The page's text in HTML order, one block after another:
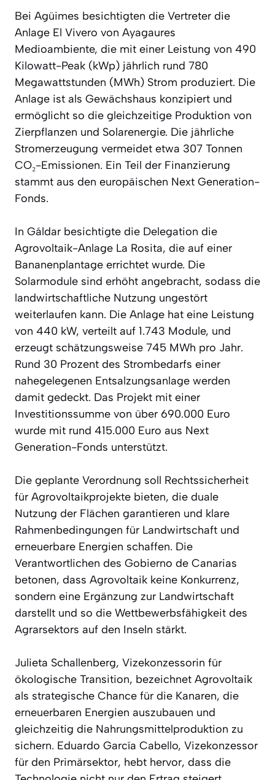
Bei Agüimes besichtigten die Vertreter die
Anlage El Vivero von Ayagaures
Medioambiente, die mit einer Leistung von 490
Kilowatt-Peak (kWp) jährlich rund 780
Megawattstunden (MWh) Strom produziert. Die
Anlage ist als Gewächshaus konzipiert und
ermöglicht so die gleichzeitige Produktion von
Zierpflanzen und Solarenergie. Die jährliche
Stromerzeugung vermeidet etwa 307 Tonnen
CO₂-Emissionen. Ein Teil der Finanzierung
stammt aus den europäischen Next Generation-
Fonds.
In Gáldar besichtigte die Delegation die
Agrovoltaik-Anlage La Rosita, die auf einer
Bananenplantage errichtet wurde. Die
Solarmodule sind erhöht angebracht, sodass die
landwirtschaftliche Nutzung ungestört
weiterlaufen kann. Die Anlage hat eine Leistung
von 440 kW, verteilt auf 1.743 Module, und
erzeugt schätzungsweise 745 MWh pro Jahr.
Rund 30 Prozent des Strombedarfs einer
nahegelegenen Entsalzungsanlage werden
damit gedeckt. Das Projekt mit einer
Investitionssumme von über 690.000 Euro
wurde mit rund 415.000 Euro aus Next
Generation-Fonds unterstützt.
Die geplante Verordnung soll Rechtssicherheit
für Agrovoltaikprojekte bieten, die duale
Nutzung der Flächen garantieren und klare
Rahmenbedingungen für Landwirtschaft und
erneuerbare Energien schaffen. Die
Verantwortlichen des Gobierno de Canarias
betonen, dass Agrovoltaik keine Konkurrenz,
sondern eine Ergänzung zur Landwirtschaft
darstellt und so die Wettbewerbsfähigkeit des
Agrarsektors auf den Inseln stärkt.
Julieta Schallenberg, Vizekonzessorin für
ökologische Transition, bezeichnet Agrovoltaik
als strategische Chance für die Kanaren, die
erneuerbaren Energien auszubauen und
gleichzeitig die Nahrungsmittelproduktion zu
sichern. Eduardo García Cabello, Vizekonzessor
für den Primärsektor, hebt hervor, dass die